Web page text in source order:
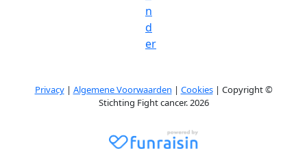
n
d
er
Privacy| Algemene Voorwaarden | Cookies| Copyright ©
Stichting Fight cancer. 2026